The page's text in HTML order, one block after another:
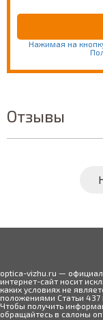
Нажимая на
Отзывы
optica-vizhu.ru —
интернет-сайт носит
каких условиях не
положениями Статьи 437
Чтобы получить
обращайтесь в салоны